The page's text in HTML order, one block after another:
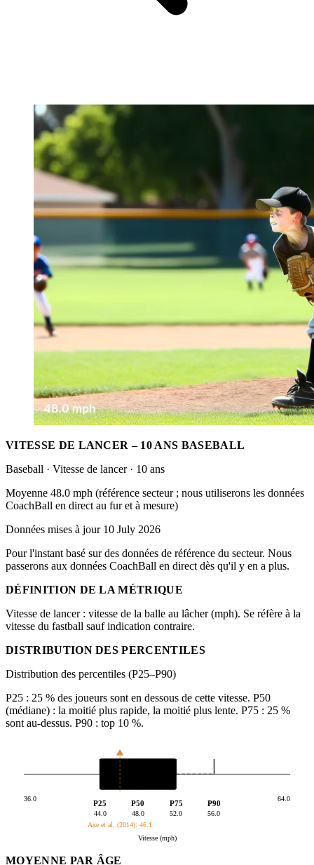
VITESSE DE LANCER – 10 ANS BASEBALL
Baseball · Vitesse de lancer · 10 ans
Moyenne 48.0 mph (référence secteur ; nous utiliserons les données
CoachBall en direct au fur et à mesure)
Données mises à jour 10 July 2026
Pour l'instant basé sur des données de référence du secteur. Nous
passerons aux données CoachBall en direct dès qu'il y en a plus.
DÉFINITION DE LA MÉTRIQUE
Vitesse de lancer : vitesse de la balle au lâcher (mph). Se réfère à la
vitesse du fastball sauf indication contraire.
DISTRIBUTION DES PERCENTILES
Distribution des percentiles (P25–P90)
P25 : 25 % des joueurs sont en dessous de cette vitesse. P50
(médiane) : la moitié plus rapide, la moitié plus lente. P75 : 25 %
sont au-dessus. P90 : top 10 %.
36.0 64.0
P25
44.0
P50
48.0
P75
52.0
P90
56.0
Axe et al. (2014): 46.1
Vitesse (mph)
MOYENNE PAR ÂGE